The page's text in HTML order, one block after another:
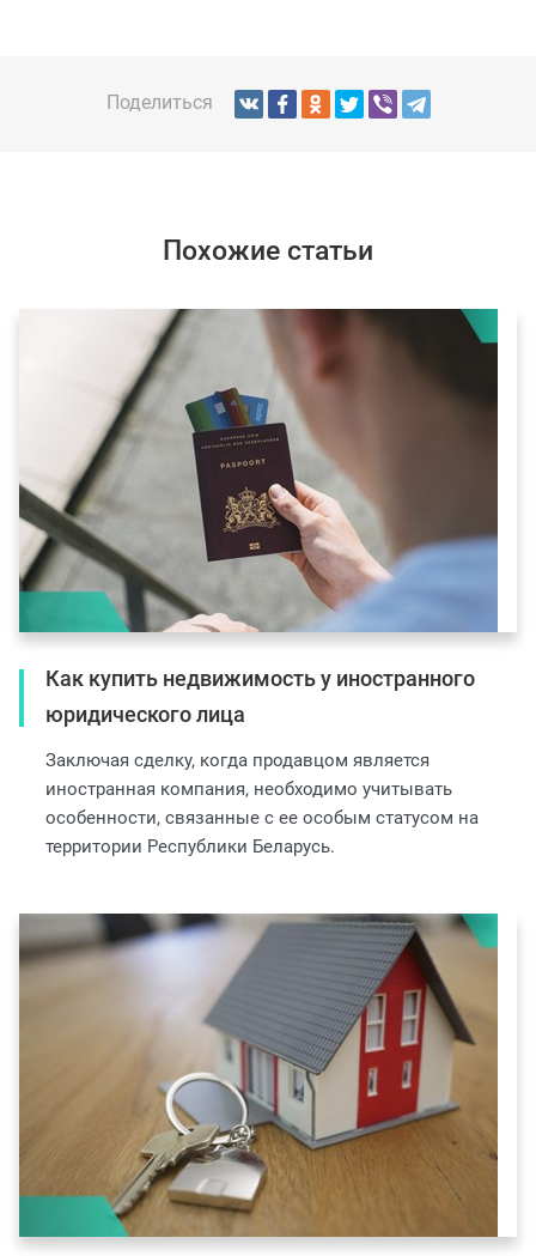
Поделиться
Похожие статьи
Как купить недвижимость у иностранного
юридического лица
Заключая сделку, когда продавцом является
иностранная компания, необходимо учитывать
особенности, связанные с ее особым статусом на
территории Республики Беларусь.